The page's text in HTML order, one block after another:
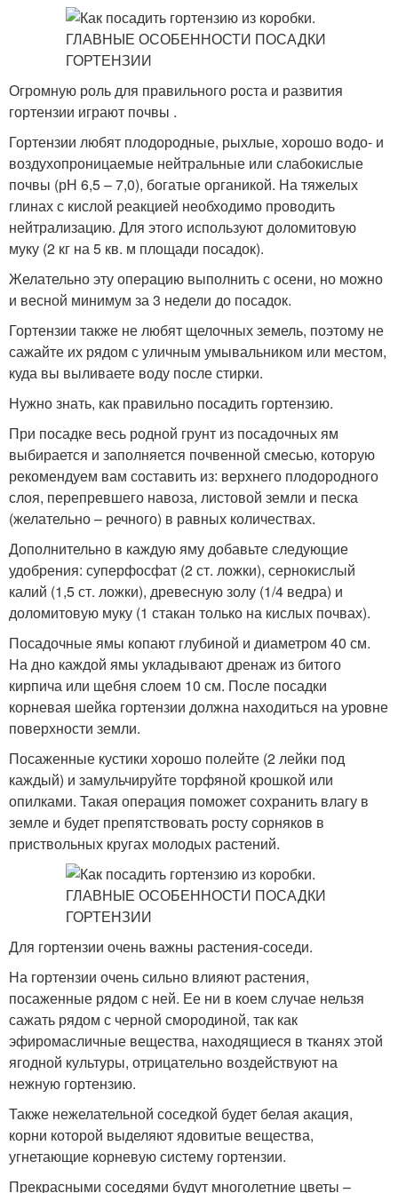
Огромную роль для правильного роста и развития
гортензии играют почвы .
Гортензии любят плодородные, рыхлые, хорошо водо- и
воздухопроницаемые нейтральные или слабокислые
почвы (рН 6,5 – 7,0), богатые органикой. На тяжелых
глинах с кислой реакцией необходимо проводить
нейтрализацию. Для этого используют доломитовую
муку (2 кг на 5 кв. м площади посадок).
Желательно эту операцию выполнить с осени, но можно
и весной минимум за 3 недели до посадок.
Гортензии также не любят щелочных земель, поэтому не
сажайте их рядом с уличным умывальником или местом,
куда вы выливаете воду после стирки.
Нужно знать, как правильно посадить гортензию.
При посадке весь родной грунт из посадочных ям
выбирается и заполняется почвенной смесью, которую
рекомендуем вам составить из: верхнего плодородного
слоя, перепревшего навоза, листовой земли и песка
(желательно – речного) в равных количествах.
Дополнительно в каждую яму добавьте следующие
удобрения: суперфосфат (2 ст. ложки), сернокислый
калий (1,5 ст. ложки), древесную золу (1/4 ведра) и
доломитовую муку (1 стакан только на кислых почвах).
Посадочные ямы копают глубиной и диаметром 40 см.
На дно каждой ямы укладывают дренаж из битого
кирпича или щебня слоем 10 см. После посадки
корневая шейка гортензии должна находиться на уровне
поверхности земли.
Посаженные кустики хорошо полейте (2 лейки под
каждый) и замульчируйте торфяной крошкой или
опилками. Такая операция поможет сохранить влагу в
земле и будет препятствовать росту сорняков в
приствольных кругах молодых растений.
Для гортензии очень важны растения-соседи.
На гортензии очень сильно влияют растения,
посаженные рядом с ней. Ее ни в коем случае нельзя
сажать рядом с черной смородиной, так как
эфиромасличные вещества, находящиеся в тканях этой
ягодной культуры, отрицательно воздействуют на
нежную гортензию.
Также нежелательной соседкой будет белая акация,
корни которой выделяют ядовитые вещества,
угнетающие корневую систему гортензии.
Прекрасными соседями будут многолетние цветы –